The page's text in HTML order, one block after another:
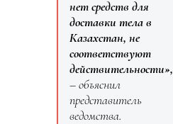
нет средств для
доставки тела в
Казахстан, не
соответствуют
действительности»,
– объяснил
представитель
ведомства.